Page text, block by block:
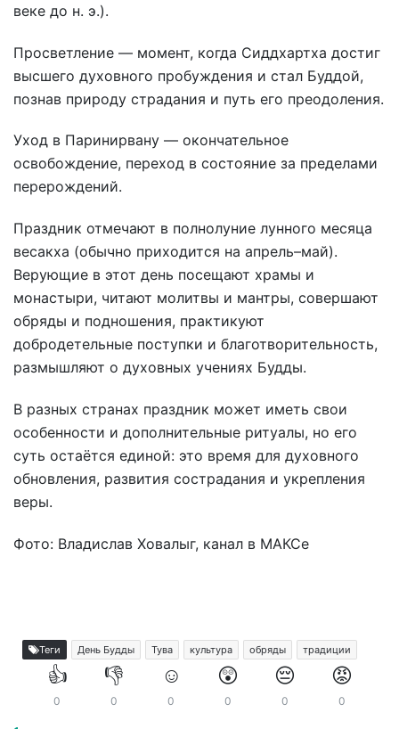
веке до н. э.).
Просветление — момент, когда Сиддхартха достиг
высшего духовного пробуждения и стал Буддой,
познав природу страдания и путь его преодоления.
Уход в Паринирвану — окончательное
освобождение, переход в состояние за пределами
перерождений.
Праздник отмечают в полнолуние лунного месяца
весакха (обычно приходится на апрель–май).
Верующие в этот день посещают храмы и
монастыри, читают молитвы и мантры, совершают
обряды и подношения, практикуют
добродетельные поступки и благотворительность,
размышляют о духовных учениях Будды.
В разных странах праздник может иметь свои
особенности и дополнительные ритуалы, но его
суть остаётся единой: это время для духовного
обновления, развития сострадания и укрепления
веры.
Фото: Владислав Ховалыг, канал в МАКСе
Теги День Будды Тува культура обряды традиции
👍
0
👎
0
☺️
0
😲
0
😔
0
😡
0